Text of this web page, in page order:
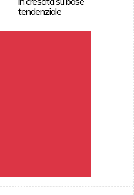
tendenziale